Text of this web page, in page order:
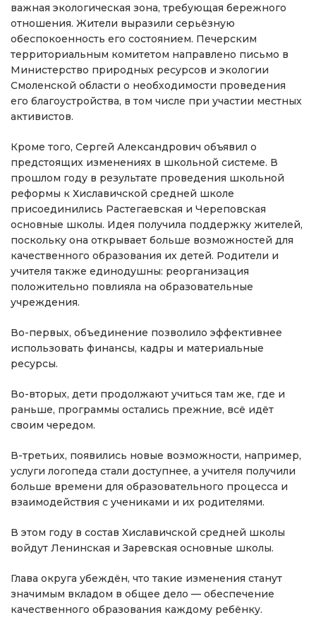
важная экологическая зона, требующая бережного
отношения. Жители выразили серьёзную
обеспокоенность его состоянием. Печерским
территориальным комитетом направлено письмо в
Министерство природных ресурсов и экологии
Смоленской области о необходимости проведения
его благоустройства, в том числе при участии местных
активистов.
Кроме того, Сергей Александрович объявил о
предстоящих изменениях в школьной системе. В
прошлом году в результате проведения школьной
реформы к Хиславичской средней школе
присоединились Растегаевская и Череповская
основные школы. Идея получила поддержку жителей,
поскольку она открывает больше возможностей для
качественного образования их детей. Родители и
учителя также единодушны: реорганизация
положительно повлияла на образовательные
учреждения.
Во-первых, объединение позволило эффективнее
использовать финансы, кадры и материальные
ресурсы.
Во-вторых, дети продолжают учиться там же, где и
раньше, программы остались прежние, всё идёт
своим чередом.
В-третьих, появились новые возможности, например,
услуги логопеда стали доступнее, а учителя получили
больше времени для образовательного процесса и
взаимодействия с учениками и их родителями.
В этом году в состав Хиславичской средней школы
войдут Ленинская и Заревская основные школы.
Глава округа убеждён, что такие изменения станут
значимым вкладом в общее дело — обеспечение
качественного образования каждому ребёнку.